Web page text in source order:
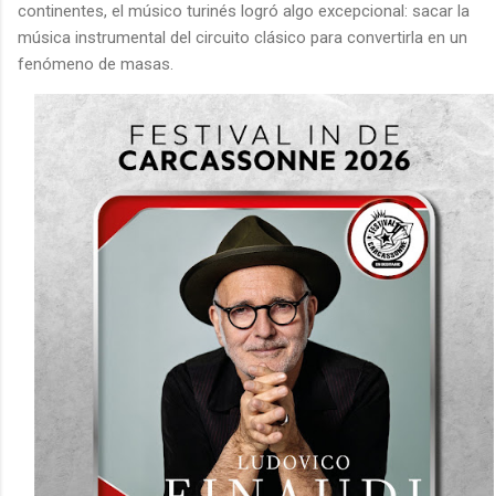
continentes, el músico turinés logró algo excepcional: sacar la
música instrumental del circuito clásico para convertirla en un
fenómeno de masas.